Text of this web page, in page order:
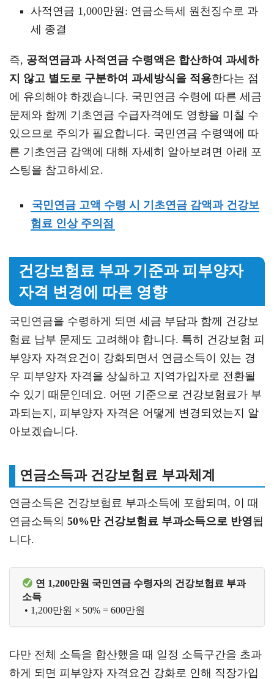
사적연금 1,000만원: 연금소득세 원천징수로 과
세 종결
즉, 공적연금과 사적연금 수령액은 합산하여 과세하
지 않고 별도로 구분하여 과세방식을 적용한다는 점
에 유의해야 하겠습니다. 국민연금 수령에 따른 세금
문제와 함께 기초연금 수급자격에도 영향을 미칠 수
있으므로 주의가 필요합니다. 국민연금 수령액에 따
른 기초연금 감액에 대해 자세히 알아보려면 아래 포
스팅을 참고하세요.
국민연금 고액 수령 시 기초연금 감액과 건강보
험료 인상 주의점
건강보험료 부과 기준과 피부양자
자격 변경에 따른 영향
국민연금을 수령하게 되면 세금 부담과 함께 건강보
험료 납부 문제도 고려해야 합니다. 특히 건강보험 피
부양자 자격요건이 강화되면서 연금소득이 있는 경
우 피부양자 자격을 상실하고 지역가입자로 전환될
수 있기 때문인데요. 어떤 기준으로 건강보험료가 부
과되는지, 피부양자 자격은 어떻게 변경되었는지 알
아보겠습니다.
연금소득과 건강보험료 부과체계
연금소득은 건강보험료 부과소득에 포함되며, 이 때
연금소득의 50%만 건강보험료 부과소득으로 반영됩
니다.
연 1,200만원 국민연금 수령자의 건강보험료 부과
소득
• 1,200만원 × 50% = 600만원
다만 전체 소득을 합산했을 때 일정 소득구간을 초과
하게 되면 피부양자 자격요건 강화로 인해 직장가입